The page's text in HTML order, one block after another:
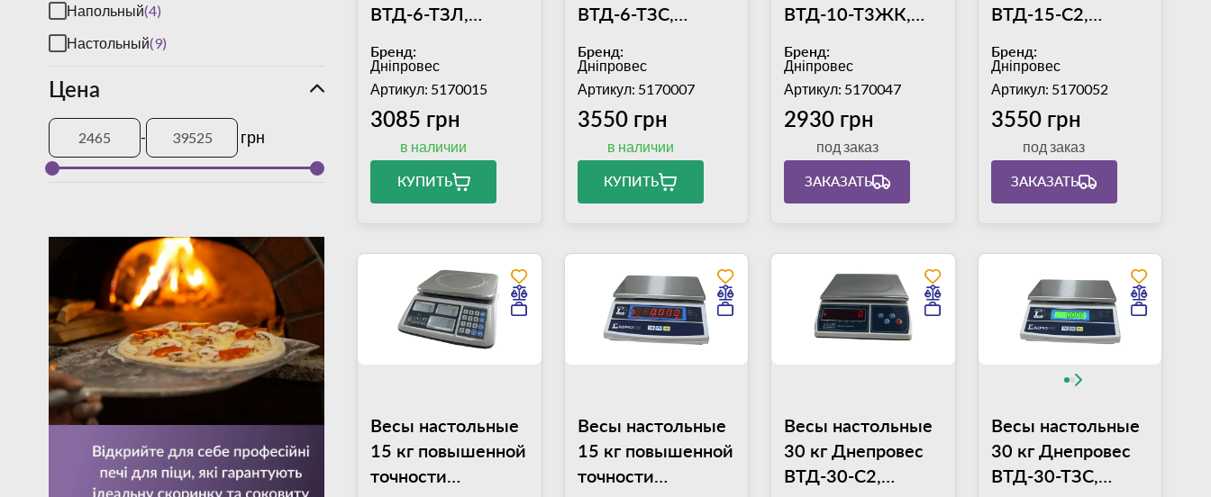
Напольный(4)
Настольный(9)
Цена
- грн
ВТД-6-ТЗЛ,
176х176 мм,
погрешность 1 г
Бренд:
Дніпровес
Артикул: 5170015
3085 грн
в наличии
КУПИТЬ
ВТД-6-ТЗС,
245х195 мм,
погрешность 2 г
Бренд:
Дніпровес
Артикул: 5170007
3550 грн
в наличии
КУПИТЬ
ВТД-10-Т3ЖК,
155х155 мм,
погрешность 1 г
Бренд:
Дніпровес
Артикул: 5170047
2930 грн
под заказ
ЗАКАЗАТЬ
ВТД-15-С2,
300х235 мм
Бренд:
Дніпровес
Артикул: 5170052
3550 грн
под заказ
ЗАКАЗАТЬ
Весы настольные
15 кг повышенной
точности
Весы настольные
15 кг повышенной
точности
Весы настольные
30 кг Днепровес
ВТД-30-С2,
Весы настольные
30 кг Днепровес
ВТД-30-ТЗС,